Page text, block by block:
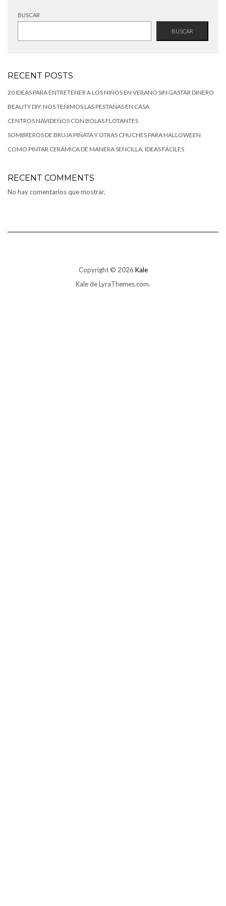
BUSCAR
BUSCAR
RECENT POSTS
20 IDEAS PARA ENTRETENER A LOS NIÑOS EN VERANO SIN GASTAR DINERO
BEAUTY DIY: NOS TEÑIMOS LAS PESTAÑAS EN CASA
CENTROS NAVIDEÑOS CON BOLAS FLOTANTES
SOMBREROS DE BRUJA PIÑATA Y OTRAS CHUCHES PARA HALLOWEEN
COMO PINTAR CERÁMICA DE MANERA SENCILLA. IDEAS FÁCILES
RECENT COMMENTS
No hay comentarios que mostrar.
Copyright © 2026 Kale
Kalede LyraThemes.com.